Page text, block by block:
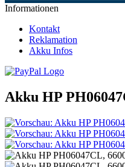
Informationen
Kontakt
Reklamation
Akku Infos
Akku HP